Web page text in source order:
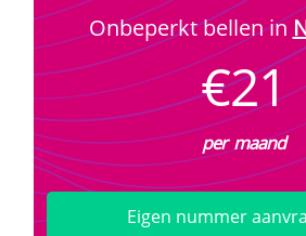
Onbeperkt bellen in
€21
per maand
Eigen nummer